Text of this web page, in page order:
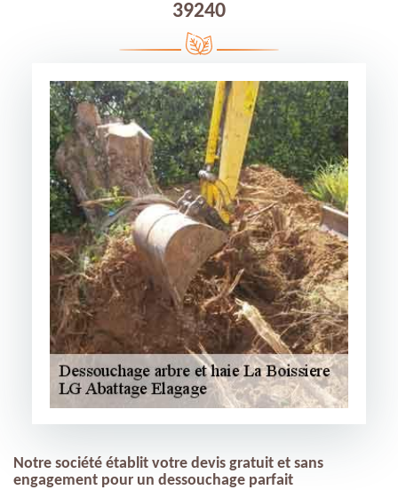
39240
Notre société établit votre devis gratuit et sans
engagement pour un dessouchage parfait